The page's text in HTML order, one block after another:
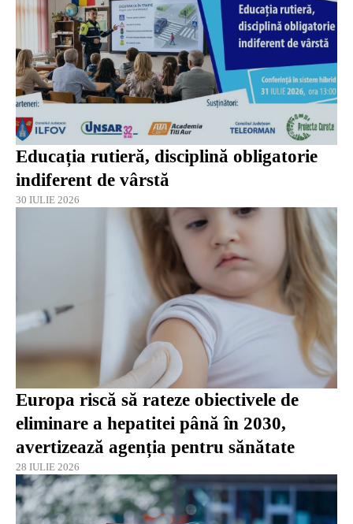
Educația rutieră, disciplină obligatorie
indiferent de vârstă
30 IULIE 2026
Europa riscă să rateze obiectivele de
eliminare a hepatitei până în 2030,
avertizează agenția pentru sănătate
28 IULIE 2026